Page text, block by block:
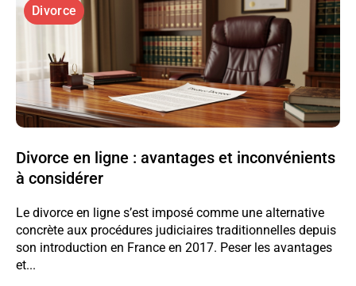
Divorce
Divorce en ligne : avantages et inconvénients
à considérer
Le divorce en ligne s’est imposé comme une alternative
concrète aux procédures judiciaires traditionnelles depuis
son introduction en France en 2017. Peser les avantages
et...